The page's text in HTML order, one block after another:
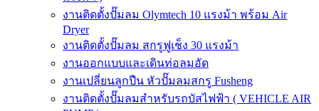
งานติดตั้งปั๊มลม Olymtech 10 แรงม้า พร้อม Air
Dryer
งานติดตั้งปั๊มลม สกรูฟูเช็ง 30 แรงม้า
งานออกแบบและเดินท่อลมอัด
งานเปลี่ยนลูกปืน หัวปั๊มลมสกรู Fusheng
งานติดตั้งปั๊มลมสำหรับรถบัสไฟฟ้า ( VEHICLE AIR